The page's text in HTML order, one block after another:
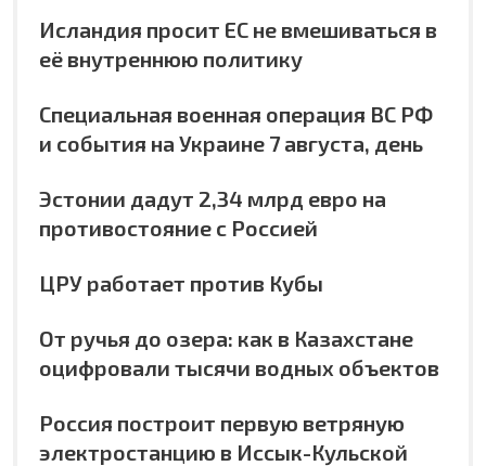
Исландия просит ЕС не вмешиваться в
её внутреннюю политику
Специальная военная операция ВС РФ
и события на Украине 7 августа, день
Эстонии дадут 2,34 млрд евро на
противостояние с Россией
ЦРУ работает против Кубы
От ручья до озера: как в Казахстане
оцифровали тысячи водных объектов
Россия построит первую ветряную
электростанцию в Иссык-Кульской